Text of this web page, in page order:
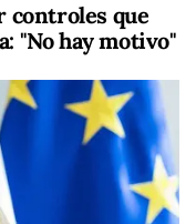
controles que
"No hay motivo"